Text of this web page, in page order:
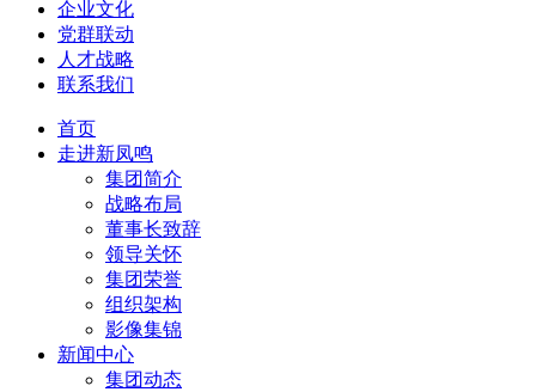
企业文化
党群联动
人才战略
联系我们
首页
走进新凤鸣
集团简介
战略布局
董事长致辞
领导关怀
集团荣誉
组织架构
影像集锦
新闻中心
集团动态